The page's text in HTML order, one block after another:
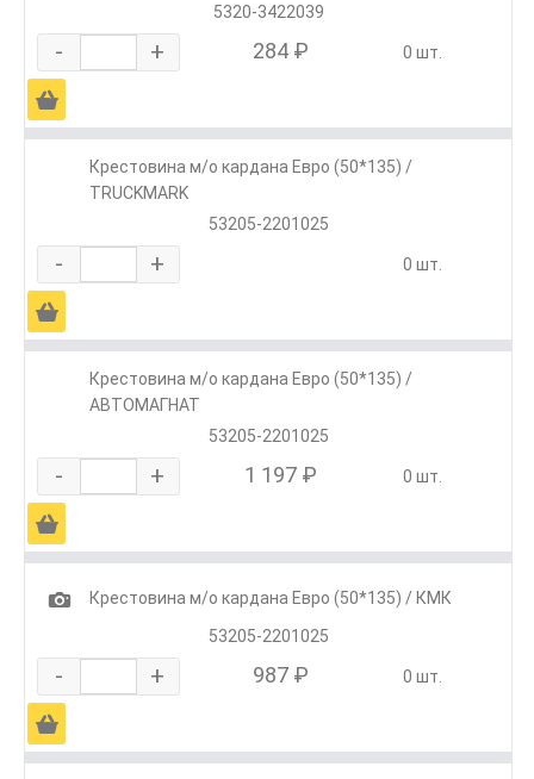
5320-3422039
- + 284 ₽ 0 шт.
Ä
Крестовина м/о кардана Евро (50*135) /
TRUCKMARK
53205-2201025
- + 0 шт.
Ä
Крестовина м/о кардана Евро (50*135) /
АВТОМАГНАТ
53205-2201025
- + 1 197 ₽ 0 шт.
Ä
1
Крестовина м/о кардана Евро (50*135) / КМК
53205-2201025
- + 987 ₽ 0 шт.
Ä